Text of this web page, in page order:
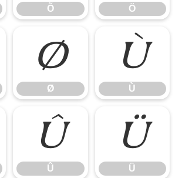
Õ Ö
Ø
Ø
Ù
Ù
Û
Û
Ü
Ü